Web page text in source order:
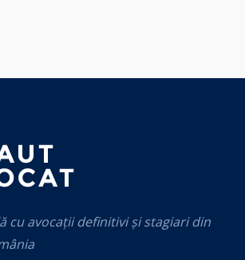
cu avocații definitivi și stagiari din